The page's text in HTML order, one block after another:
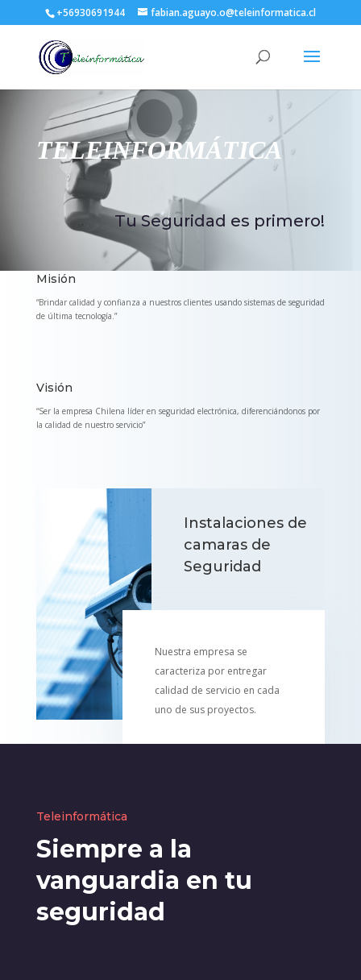
+56930691944 fabian.aguayo.o@teleinformatica.cl
TELEINFORMÁTICA
Tu Seguridad es primero!
Misión
“Brindar calidad y confianza a nuestros clientes usando sistemas de seguridad
de última tecnología.”
Visión
“Ser la empresa Chilena líder en seguridad electrónica, diferenciándonos por
la calidad de nuestro servicio”
Instalaciones de
camaras de
Seguridad
Nuestra empresa se
caracteriza por entregar
calidad de servicio en cada
uno de sus proyectos.
Teleinformática
Siempre a la
vanguardia en tu
seguridad